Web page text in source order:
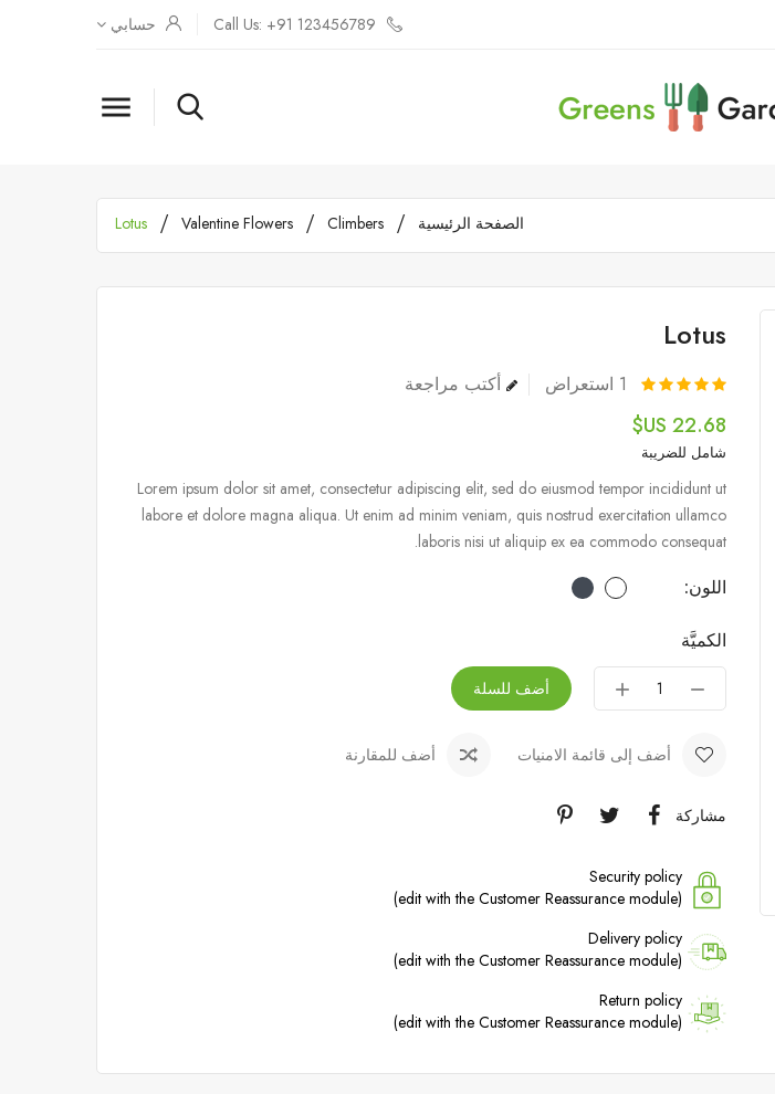
Call Us: +91 123456789 حسابي

الصفحة الرئيسية Climbers
Valentine Flowers
Lotus
Lotus
1 استعراض أكتب مراجعة
22.68 US$
شامل للضريبة
Lorem ipsum dolor sit amet, consectetur adipiscing elit, sed do eiusmod tempor incididunt ut
labore et dolore magna aliqua. Ut enim ad minim veniam, quis nostrud exercitation ullamco
laboris nisi ut aliquip ex ea commodo consequat.
اللون:
الكميَّة
أضف للسلة
أضف إلى قائمة الامنيات أضف للمقارنة
مشاركة
Security policy
(edit with the Customer Reassurance module)
Delivery policy
(edit with the Customer Reassurance module)
Return policy
(edit with the Customer Reassurance module)